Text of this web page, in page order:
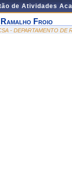
de Atividades
Froio
- DEPARTAMENTO DE